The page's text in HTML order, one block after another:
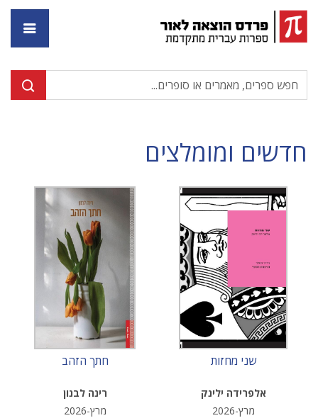
חדשים ומומלצים
שני מחזות
אלפרידה ילינק
מרץ-2026
חתך הזהב
רינה לבנון
מרץ-2026